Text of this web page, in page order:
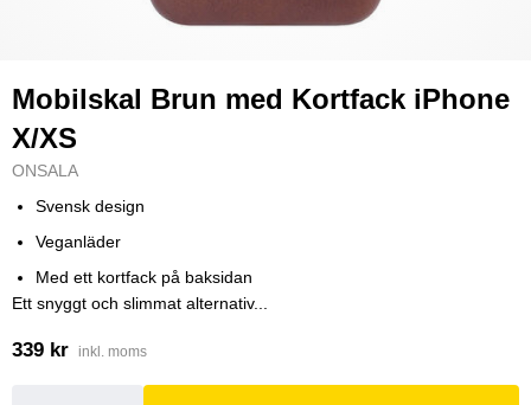
Mobilskal Brun med Kortfack iPhone
X/XS
ONSALA
Svensk design
Veganläder
Med ett kortfack på baksidan
Ett snyggt och slimmat alternativ...
339 kr inkl. moms